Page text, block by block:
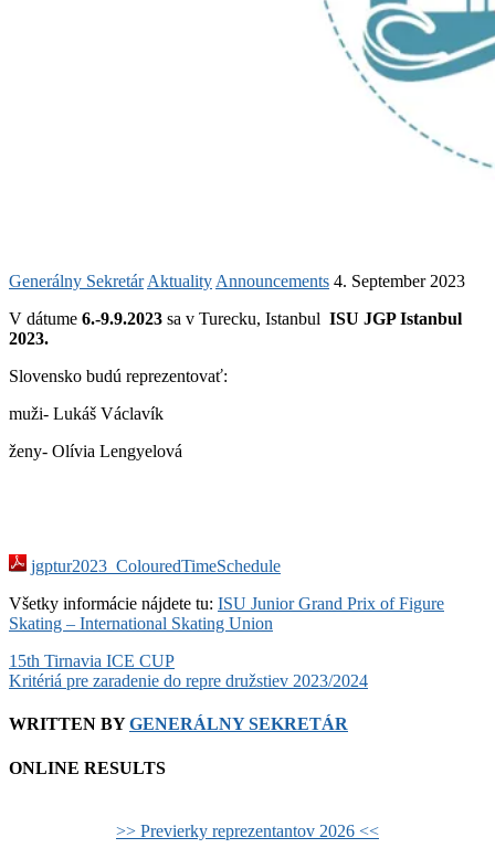
Generálny Sekretár Aktuality Announcements 4. September 2023
V dátume 6.-9.9.2023 sa v Turecku, Istanbul ISU JGP Istanbul
2023.
Slovensko budú reprezentovať:
muži- Lukáš Václavík
ženy- Olívia Lengyelová
jgptur2023_ColouredTimeSchedule
Všetky informácie nájdete tu: ISU Junior Grand Prix of Figure
Skating – International Skating Union
Post
navigation
15th Tirnavia ICE CUP
Kritériá pre zaradenie do repre družstiev 2023/2024
WRITTEN BYGENERÁLNY SEKRETÁR
ONLINE RESULTS
>> Previerky reprezentantov 2026 <<